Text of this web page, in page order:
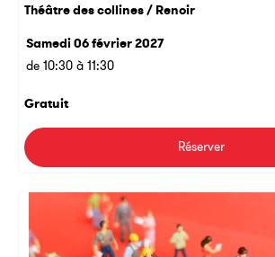
Théâtre des collines / Renoir
Samedi 06 février 2027
de 10:30 à 11:30
Gratuit
Réserver